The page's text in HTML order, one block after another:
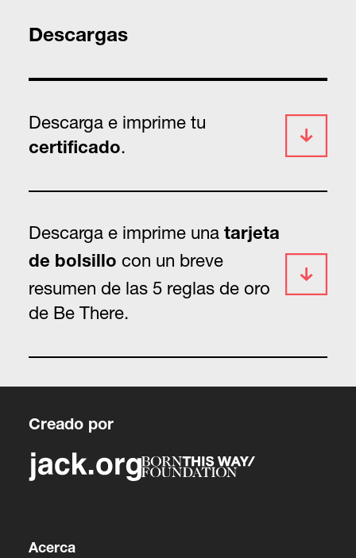
Descargas
Descarga e imprime tu
certificado.
Descarga e imprime una tarjeta
de bolsillo con un breve
resumen de las 5 reglas de oro
de Be There.
Creado por
Acerca